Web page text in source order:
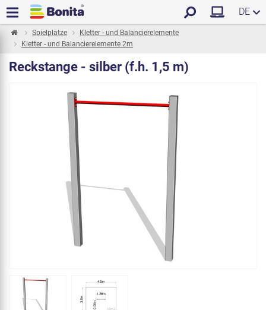
DE
Spielplätze
Kletter - und Balancierelemente
Kletter - und Balancierelemente 2m
Reckstange - silber (f.h. 1,5 m)